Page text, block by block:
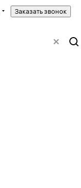
Заказать звонок